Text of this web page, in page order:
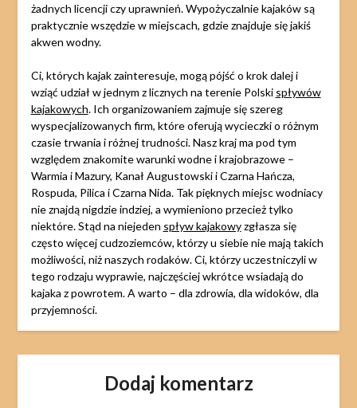
żadnych licencji czy uprawnień. Wypożyczalnie kajaków są
praktycznie wszędzie w miejscach, gdzie znajduje się jakiś
akwen wodny.
Ci, których kajak zainteresuje, mogą pójść o krok dalej i
wziąć udział w jednym z licznych na terenie Polski spływów
kajakowych. Ich organizowaniem zajmuje się szereg
wyspecjalizowanych firm, które oferują wycieczki o różnym
czasie trwania i różnej trudności. Nasz kraj ma pod tym
względem znakomite warunki wodne i krajobrazowe –
Warmia i Mazury, Kanał Augustowski i Czarna Hańcza,
Rospuda, Pilica i Czarna Nida. Tak pięknych miejsc wodniacy
nie znajdą nigdzie indziej, a wymieniono przecież tylko
niektóre. Stąd na niejeden spływ kajakowyzgłasza się
często więcej cudzoziemców, którzy u siebie nie mają takich
możliwości, niż naszych rodaków. Ci, którzy uczestniczyli w
tego rodzaju wyprawie, najczęściej wkrótce wsiadają do
kajaka z powrotem. A warto – dla zdrowia, dla widoków, dla
przyjemności.
Dodaj komentarz